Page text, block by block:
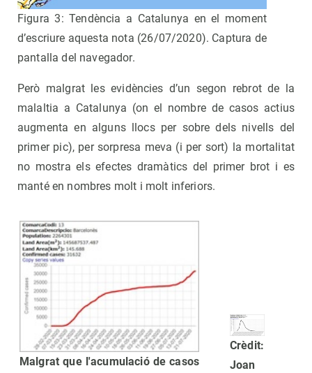
Figura 3: Tendència a Catalunya en el moment
d’escriure aquesta nota (26/07/2020). Captura de
pantalla del navegador.
Però malgrat les evidències d’un segon rebrot de la
malaltia a Catalunya (on el nombre de casos actius
augmenta en alguns llocs per sobre dels nivells del
primer pic), per sorpresa meva (i per sort) la mortalitat
no mostra els efectes dramàtics del primer brot i es
manté en nombres molt i molt inferiors.
Malgrat que l'acumulació de casos
Crèdit:
Joan